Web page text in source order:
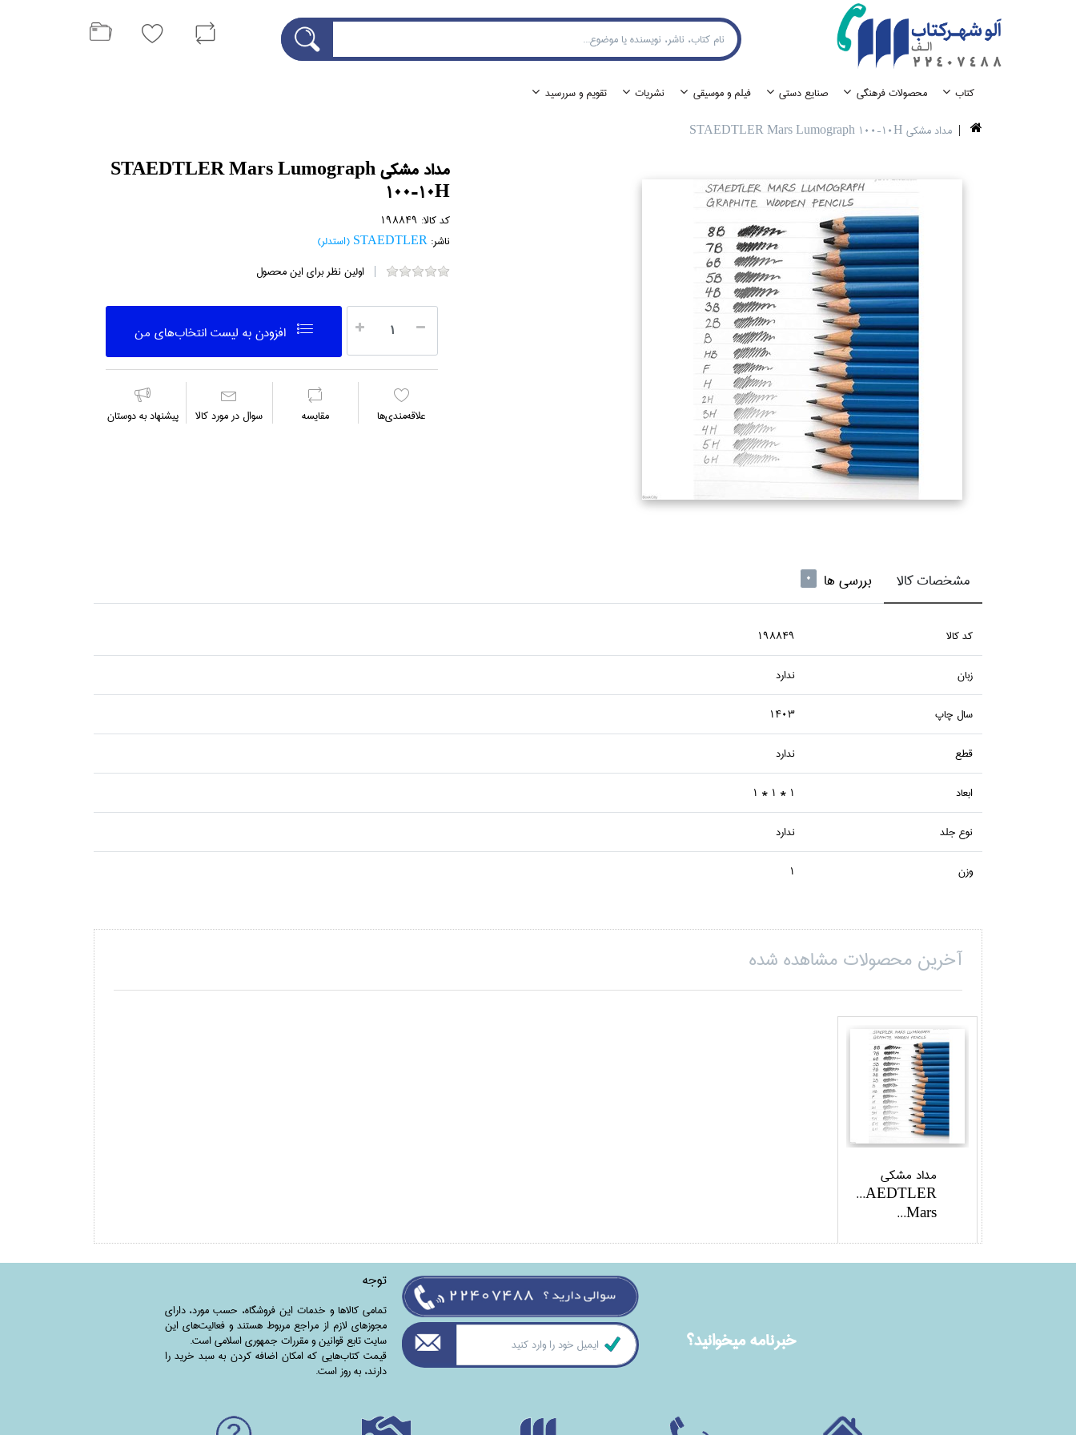
كتاب محصولات فرهنگي صنايع دستي فيلم و موسيقي نشريات
تقويم و سررسيد
مداد مشكي STAEDTLER Mars Lumograph 100-10H
مداد مشكي STAEDTLER Mars Lumograph
100-10H
کد کالا: 198849
ناشر: STAEDTLER (استدلر)
اولین نظر برای این محصول
افزودن به ليست انتخاب‌هاي من
علاقه‌مندي‌ها مقايسه سوال در مورد كالا پیشنهاد به دوستان
مشخصات کالا بررسی ها 0
كد كالا 198849
زبان ندارد
سال چاپ 1403
قطع ندارد
ابعاد 1 * 1 * 1
نوع جلد ندارد
وزن 1
آخرین محصولات مشاهده شده
مداد مشكي
STAEDTLER
Mars...
خبرنامه ميخوانيد؟
توجه
تمامی‌ کالاها و خدمات این فروشگاه، حسب مورد،‌ دارای
مجوزهای لازم از مراجع مربوط هستند ‌و‌‌ فعالیت‌های این
سایت تابع قوانین و مقررات جمهوری اسلامی است.
قیمت کتاب‌هایی که امکان اضافه کردن به سبد خرید را
دارند،‌ به روز است.